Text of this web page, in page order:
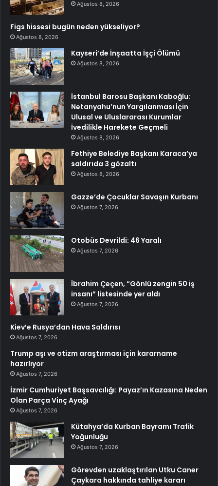
Ağustos 8, 2026
Figs hissesi bugün neden yükseliyor?
Ağustos 8, 2026
Kayseri’de İnşaatta İşçi Ölümü
Ağustos 8, 2026
İstanbul Barosu Başkanı Kaboğlu:
Netanyahu’nun Yargılanması İçin
Ulusal ve Uluslararası Kurumlar
İvedilikle Harekete Geçmeli
Ağustos 8, 2026
Fethiye Belediye Başkanı Karaca’ya
saldırıda 3 gözaltı
Ağustos 8, 2026
Gazze’de Çocuklar Savaşın Kurbanı
Ağustos 7, 2026
Otobüs Devrildi: 46 Yaralı
Ağustos 7, 2026
İbrahim Çeçen, “Gönlü zengin 50 iş
insanı” listesinde yer aldı
Ağustos 7, 2026
Kiev’e Rusya’dan Hava Saldırısı
Ağustos 7, 2026
Trump aşı ve otizm araştırması için kararname
hazırlıyor
Ağustos 7, 2026
İzmir Cumhuriyet Başsavcılığı: Payaz’ın Kazasına Neden
Olan Parça Vinç Ayağı
Ağustos 7, 2026
Kütahya’da Kurban Bayramı Trafik
Yoğunluğu
Ağustos 7, 2026
Görevden uzaklaştırılan Utku Caner
Çaykara hakkında tahliye kararı